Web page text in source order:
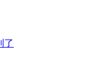
了